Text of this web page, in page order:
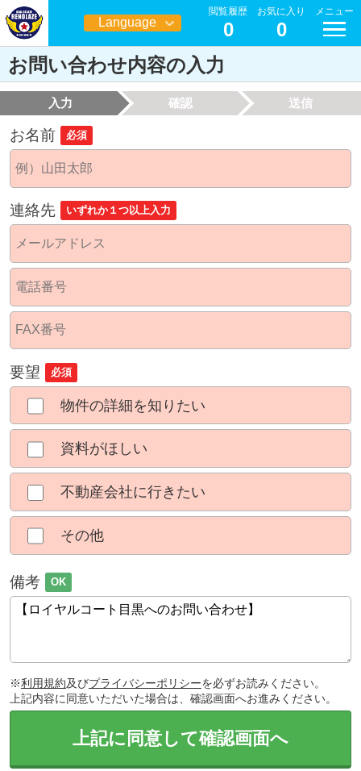
Language
日本語
閲覧履歴
0
お気に入り
0
メニュー
お問い合わせ内容の入力
入力 確認 送信
お名前 必須
連絡先 いずれか１つ以上入力
要望 必須
物件の詳細を知りたい
資料がほしい
不動産会社に行きたい
その他
備考 OK
※利用規約及びプライバシーポリシーを必ずお読みください。
上記内容に同意いただいた場合は、確認画面へお進みください。
上記に同意して確認画面へ